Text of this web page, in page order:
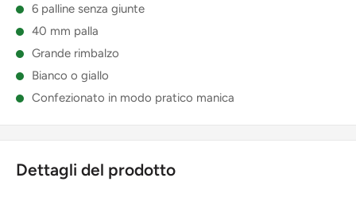
6 palline senza giunte
40 mm palla
Grande rimbalzo
Bianco o giallo
Confezionato in modo pratico manica
Dettagli del prodotto